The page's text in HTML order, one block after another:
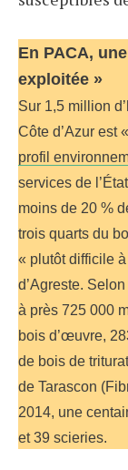
En PACA,
exploitée »
Sur 1,5 million
Côte d’Azur est
profil
services de
moins de 20 %
trois quarts du
« plutôt difficile
d’Agreste.
à près 725 000
bois d’œuvre,
de bois de
de Tarascon
2014, une
et 39 scieries.